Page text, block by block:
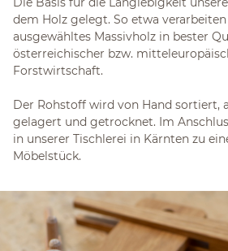
dem Holz gelegt. So etwa
ausgewähltes Massivholz in bester
österreichischer bzw.
Forstwirtschaft.
Der Rohstoff wird von Hand sortiert,
gelagert und getrocknet. Im
in unserer Tischlerei in Kärnten zu
Möbelstück.